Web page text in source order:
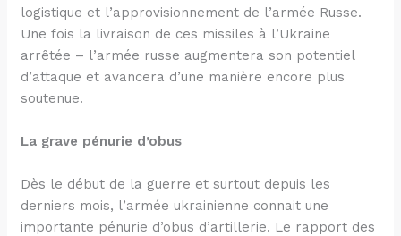
logistique et l’approvisionnement de l’armée Russe.
Une fois la livraison de ces missiles à l’Ukraine
arrêtée – l’armée russe augmentera son potentiel
d’attaque et avancera d’une manière encore plus
soutenue.
La grave pénurie d’obus
Dès le début de la guerre et surtout depuis les
derniers mois, l’armée ukrainienne connait une
importante pénurie d’obus d’artillerie. Le rapport des